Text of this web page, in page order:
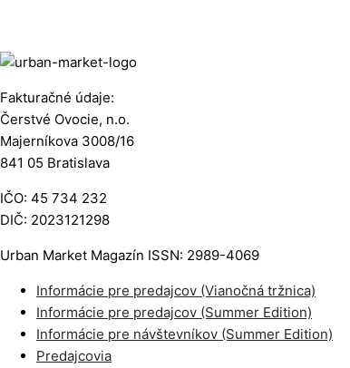
Fakturačné údaje:
Čerstvé Ovocie, n.o.
Majerníkova 3008/16
841 05 Bratislava
IČO: 45 734 232
DIČ: 2023121298
Urban Market Magazín ISSN: 2989-4069
Informácie pre predajcov (Vianočná tržnica)
Informácie pre predajcov (Summer Edition)
Informácie pre návštevníkov (Summer Edition)
Predajcovia